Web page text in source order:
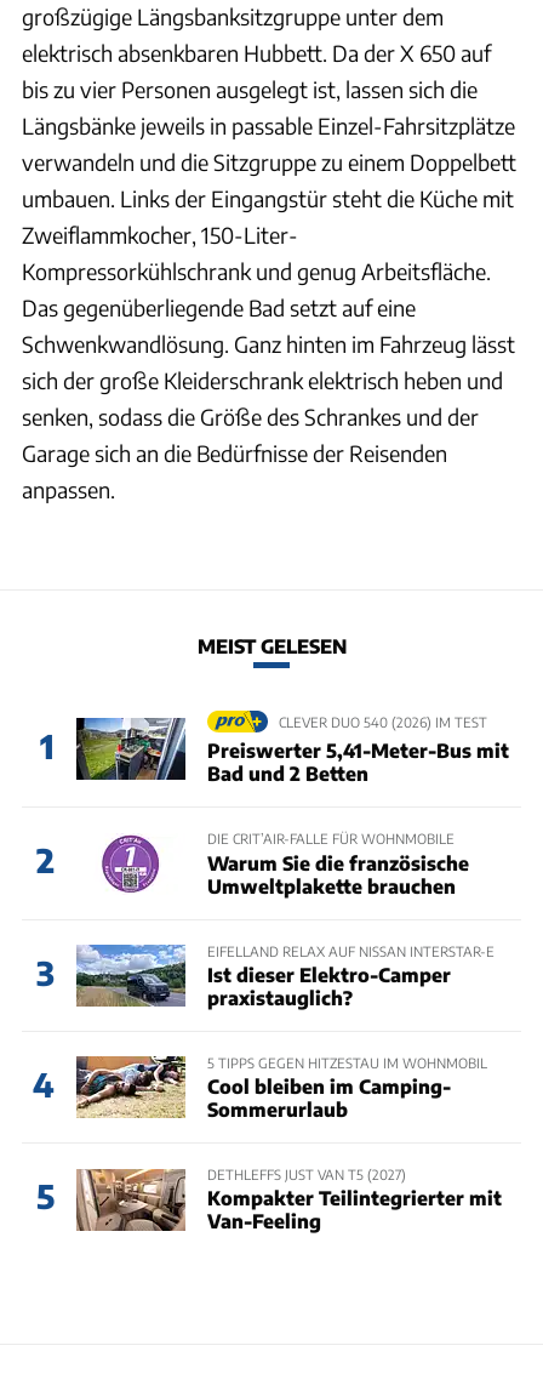
großzügige Längsbanksitzgruppe unter dem
elektrisch absenkbaren Hubbett. Da der X 650 auf
bis zu vier Personen ausgelegt ist, lassen sich die
Längsbänke jeweils in passable Einzel-Fahrsitzplätze
verwandeln und die Sitzgruppe zu einem Doppelbett
umbauen. Links der Eingangstür steht die Küche mit
Zweiflammkocher, 150-Liter-
Kompressorkühlschrank und genug Arbeitsfläche.
Das gegenüberliegende Bad setzt auf eine
Schwenkwandlösung. Ganz hinten im Fahrzeug lässt
sich der große Kleiderschrank elektrisch heben und
senken, sodass die Größe des Schrankes und der
Garage sich an die Bedürfnisse der Reisenden
anpassen.
MEIST GELESEN
1
CLEVER DUO 540 (2026) IM TEST
Preiswerter 5,41-Meter-Bus mit
Bad und 2 Betten
2
DIE CRIT’AIR-FALLE FÜR WOHNMOBILE
Warum Sie die französische
Umweltplakette brauchen
3
EIFELLAND RELAX AUF NISSAN INTERSTAR-E
Ist dieser Elektro-Camper
praxistauglich?
4
5 TIPPS GEGEN HITZESTAU IM WOHNMOBIL
Cool bleiben im Camping-
Sommerurlaub
5
DETHLEFFS JUST VAN T5 (2027)
Kompakter Teilintegrierter mit
Van-Feeling